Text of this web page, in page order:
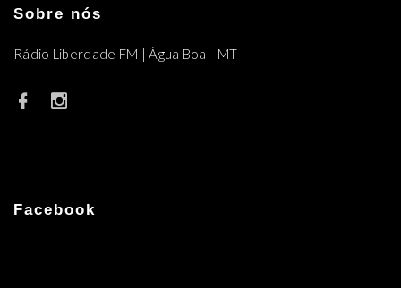
Sobre nós
Rádio Liberdade FM | Água Boa - MT
Facebook